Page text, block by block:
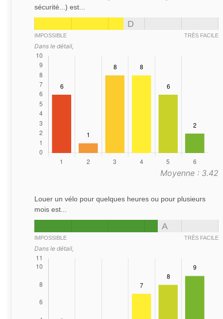
sécurité...) est...
D
IMPOSSIBLE TRÈS FACILE
Dans le détail,
Moyenne : 3.42
Louer un vélo pour quelques heures ou pour plusieurs
mois est...
A
IMPOSSIBLE TRÈS FACILE
Dans le détail,